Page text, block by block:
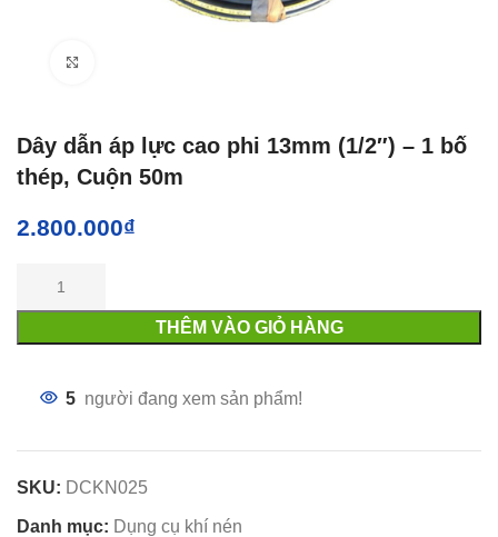
Dây dẫn áp lực cao phi 13mm (1/2″) – 1 bố
thép, Cuộn 50m
2.800.000₫
THÊM VÀO GIỎ HÀNG
5 người đang xem sản phẩm!
SKU: DCKN025
Danh mục: Dụng cụ khí nén